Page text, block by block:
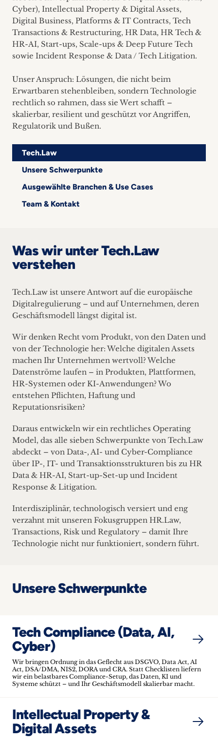
Cyber), Intellectual Property & Digital Assets,
Digital Business, Platforms & IT Contracts, Tech
Transactions & Restructuring, HR Data, HR Tech &
HR-AI, Start-ups, Scale-ups & Deep Future Tech
sowie Incident Response & Data / Tech Litigation.
Unser Anspruch: Lösungen, die nicht beim
Erwartbaren stehenbleiben, sondern Technologie
rechtlich so rahmen, dass sie Wert schafft –
skalierbar, resilient und geschützt vor Angriffen,
Regulatorik und Bußen.
Tech.Law
Unsere Schwerpunkte
Ausgewählte Branchen & Use Cases
Team & Kontakt
Was wir unter Tech.Law
verstehen
Tech.Law ist unsere Antwort auf die europäische
Digitalregulierung – und auf Unternehmen, deren
Geschäftsmodell längst digital ist.
Wir denken Recht vom Produkt, von den Daten und
von der Technologie her: Welche digitalen Assets
machen Ihr Unternehmen wertvoll? Welche
Datenströme laufen – in Produkten, Plattformen,
HR-Systemen oder KI-Anwendungen? Wo
entstehen Pflichten, Haftung und
Reputationsrisiken?
Daraus entwickeln wir ein rechtliches Operating
Model, das alle sieben Schwerpunkte von Tech.Law
abdeckt – von Data-, AI- und Cyber-Compliance
über IP-, IT- und Transaktionsstrukturen bis zu HR
Data & HR-AI, Start-up-Set-up und Incident
Response & Litigation.
Interdisziplinär, technologisch versiert und eng
verzahnt mit unseren Fokusgruppen HR.Law,
Transactions, Risk und Regulatory – damit Ihre
Technologie nicht nur funktioniert, sondern führt.
Unsere Schwerpunkte
Tech Compliance (Data, AI,
Cyber)
Wir bringen Ordnung in das Geflecht aus DSGVO, Data Act, AI
Act, DSA/DMA, NIS2, DORA und CRA. Statt Checklisten liefern
wir ein belastbares Compliance-Setup, das Daten, KI und
Systeme schützt – und Ihr Geschäftsmodell skalierbar macht.
Intellectual Property &
Digital Assets